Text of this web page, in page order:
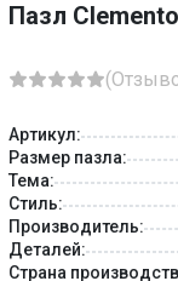
Пазл
Артикул:
Размер пазла:
Тема:
Стиль:
Производитель:
Деталей:
Страна